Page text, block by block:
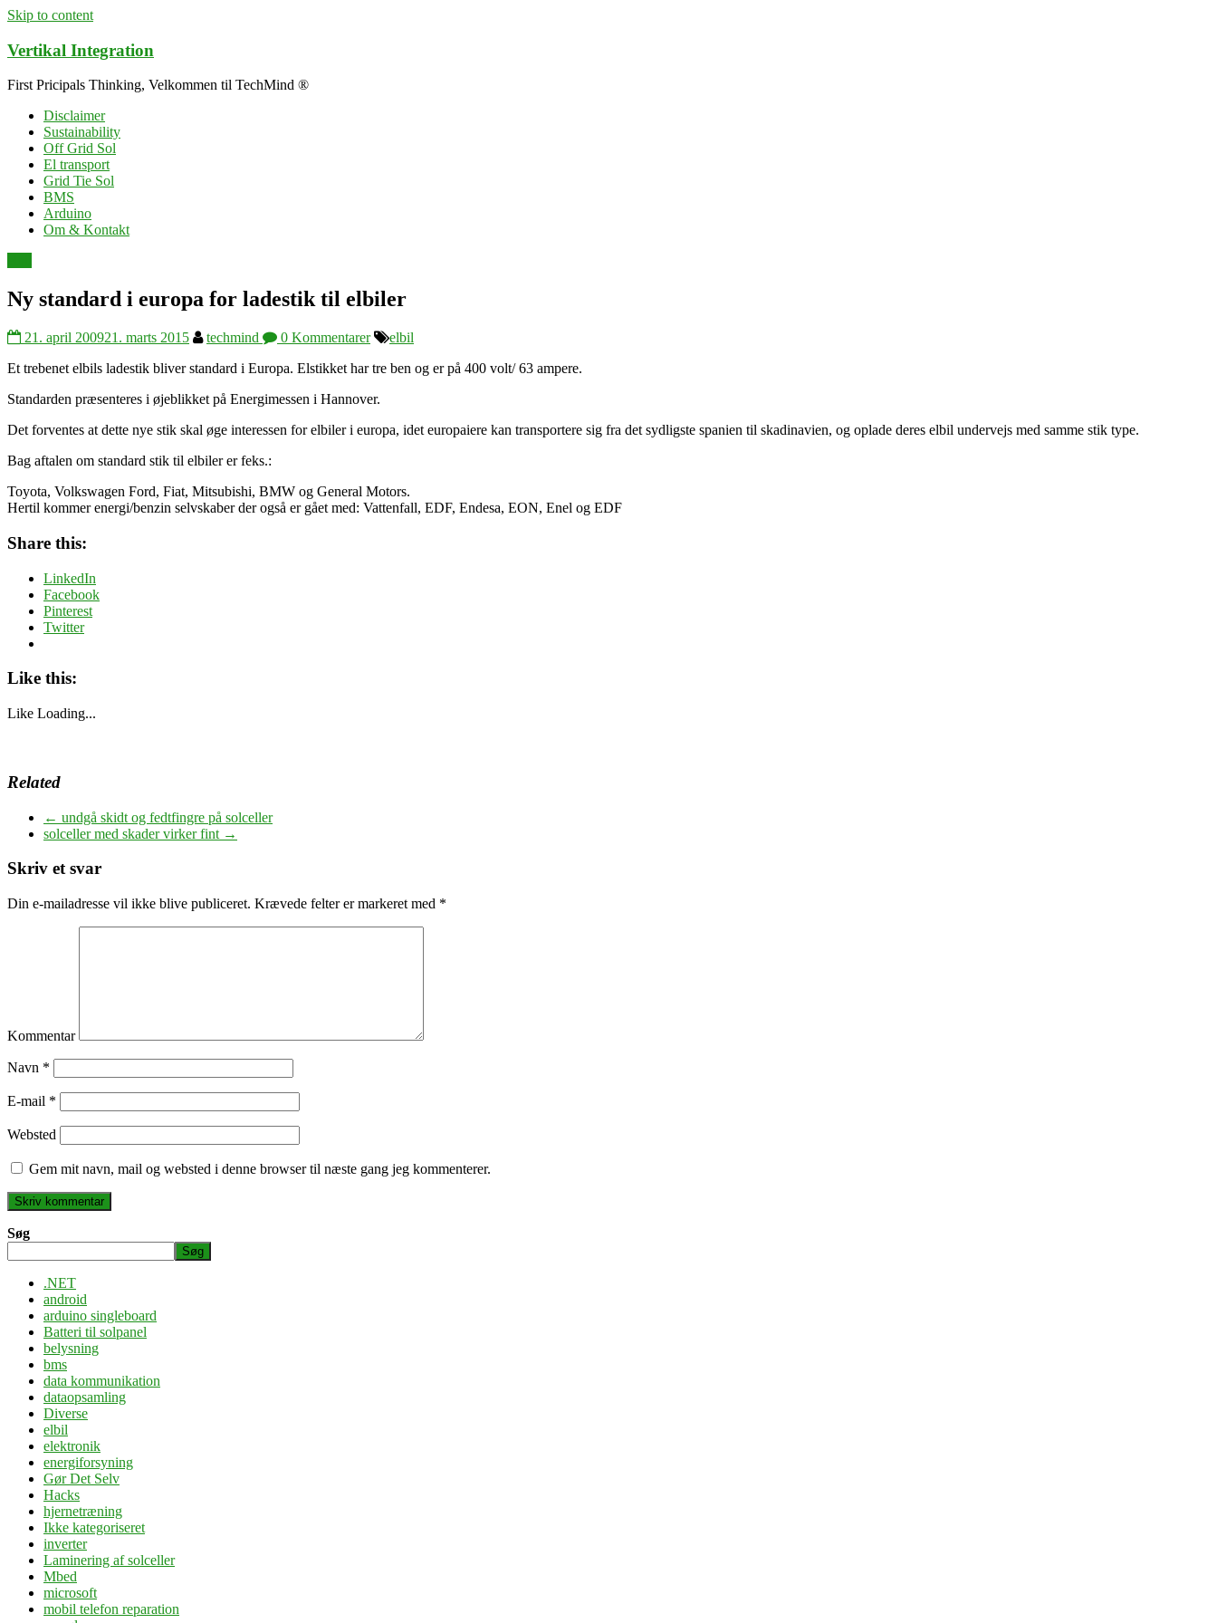
Skip to content
Vertikal Integration
First Pricipals Thinking, Velkommen til TechMind ®
Disclaimer
Sustainability
Off Grid Sol
El transport
Grid Tie Sol
BMS
Arduino
Om & Kontakt
Ny standard i europa for ladestik til elbiler
21. april 200921. marts 2015 techmind 0 Kommentarer
elbil
Et trebenet elbils ladestik bliver standard i Europa. Elstikket har tre ben og er på 400 volt/ 63 ampere.
Standarden præsenteres i øjeblikket på Energimessen i Hannover.
Det forventes at dette nye stik skal øge interessen for elbiler i europa, idet europaiere kan transportere sig fra det sydligste spanien til skadinavien, og oplade deres elbil undervejs med samme stik type.
Bag aftalen om standard stik til elbiler er feks.:
Toyota, Volkswagen Ford, Fiat, Mitsubishi, BMW og General Motors.
Hertil kommer energi/benzin selvskaber der også er gået med: Vattenfall, EDF, Endesa, EON, Enel og EDF
Share this:
LinkedIn
Facebook
Pinterest
Twitter
Like this:
Like Loading...
Related
← undgå skidt og fedtfingre på solceller
solceller med skader virker fint →
Skriv et svar
Din e-mailadresse vil ikke blive publiceret. Krævede felter er markeret med *
Kommentar
Navn *
E-mail *
Websted
Gem mit navn, mail og websted i denne browser til næste gang jeg kommenterer.
Søg
Søg
.NET
android
arduino singleboard
Batteri til solpanel
belysning
bms
data kommunikation
dataopsamling
Diverse
elbil
elektronik
energiforsyning
Gør Det Selv
Hacks
hjernetræning
Ikke kategoriseret
inverter
Laminering af solceller
Mbed
microsoft
mobil telefon reparation